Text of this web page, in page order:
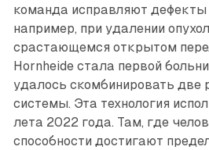
команда исправляют дефекты
например, при удалении
срастаю­щемся открытом
Hornheide стала первой
удалось скомбинировать две
системы. Эта технология
лета 2022 года. Там, где
способности достигают